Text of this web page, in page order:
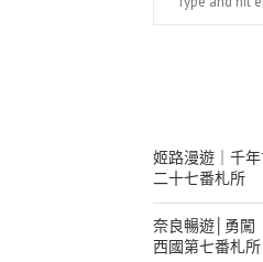
姬路漫遊｜千
二十七番札所
奈良暢遊│勇闖
西國第七番札所